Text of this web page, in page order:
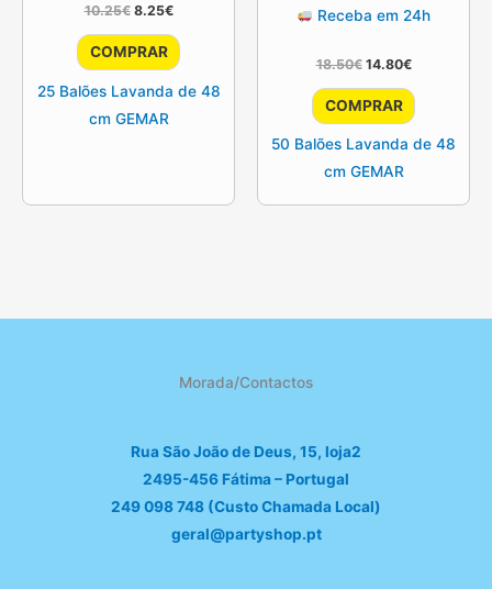
10.25€ O
original
era:
8.25€O
atual
é:
COMPRAR
25 Balões Lavanda de 48
cm GEMAR
Receba em 24h
18.50€ O
original
era:
14.80€O
atual
é:
COMPRAR
50 Balões Lavanda de 48
cm GEMAR
Morada/Contactos
Rua São João de Deus, 15, loja2
2495-456 Fátima – Portugal
249 098 748 (Custo Chamada Local)
geral@partyshop.pt